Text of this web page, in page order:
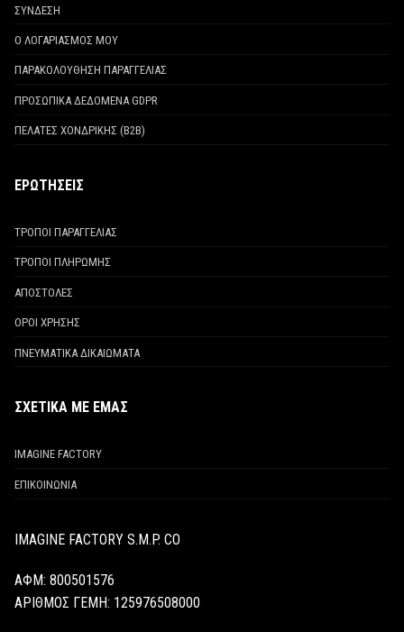
ΣΥΝΔΕΣΗ
Ο ΛΟΓΑΡΙΑΣΜΟΣ ΜΟΥ
ΠΑΡΑΚΟΛΟΥΘΗΣΗ ΠΑΡΑΓΓΕΛΙΑΣ
ΠΡΟΣΩΠΙΚΑ ΔΕΔΟΜΕΝΑ GDPR
ΠΕΛΑΤΕΣ ΧΟΝΔΡΙΚΗΣ (Β2Β)
ΕΡΩΤΗΣΕΙΣ
ΤΡΟΠΟΙ ΠΑΡΑΓΓΕΛΙΑΣ
ΤΡΟΠΟΙ ΠΛΗΡΩΜΗΣ
ΑΠΟΣΤΟΛΕΣ
ΟΡΟΙ ΧΡΗΣΗΣ
ΠΝΕΥΜΑΤΙΚΑ ΔΙΚΑΙΩΜΑΤΑ
ΣΧΕΤΙΚΑ ΜΕ ΕΜΑΣ
IMAGINE FACTORY
ΕΠΙΚΟΙΝΩΝΙΑ
IMAGINE FACTORY S.M.P. CO
ΑΦΜ: 800501576
ΑΡΙΘΜΟΣ ΓΕΜΗ: 125976508000